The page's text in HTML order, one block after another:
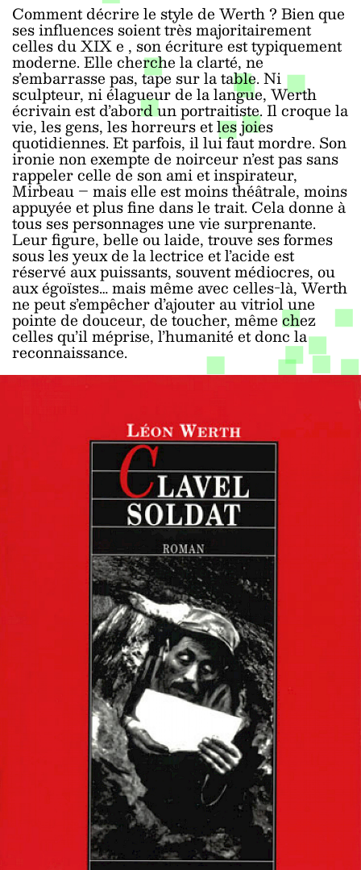
Comment décrire le style de Werth ? Bien que
ses influences soient très majoritairement
celles du XIXe , son écriture est typiquement
moderne. Elle cherche la clarté, ne
s’embarrasse pas, tape sur la table. Ni
sculpteur, ni élagueur de la langue, Werth
écrivain est d’abord un portraitiste. Il croque la
vie, les gens, les horreurs et les joies
quotidiennes. Et parfois, il lui faut mordre. Son
ironie non exempte de noirceur n’est pas sans
rappeler celle de son ami et inspirateur,
Mirbeau – mais elle est moins théâtrale, moins
appuyée et plus fine dans le trait. Cela donne à
tous ses personnages une vie surprenante.
Leur figure, belle ou laide, trouve ses formes
sous les yeux de la lectrice et l’acide est
réservé aux puissants, souvent médiocres, ou
aux égoïstes… mais même avec celles-là, Werth
ne peut s’empêcher d’ajouter au vitriol une
pointe de douceur, de toucher, même chez
celles qu’il méprise, l’humanité et donc la
reconnaissance.